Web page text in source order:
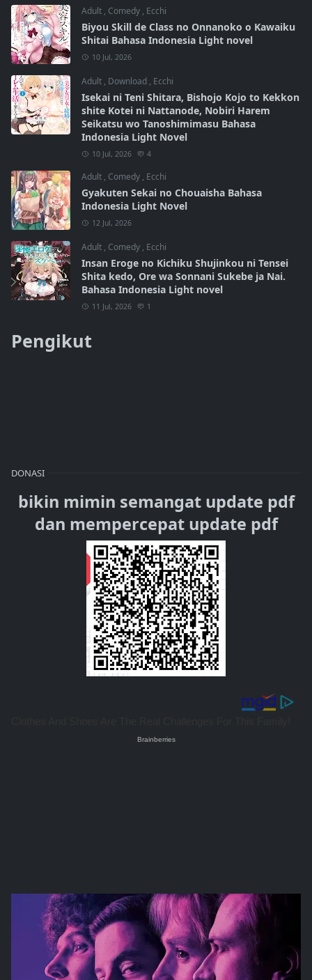
Adult , Comedy , Ecchi
Biyou Skill de Class no Onnanoko o Kawaiku
Shitai Bahasa Indonesia Light novel
10 Jul, 2026
Adult , Download , Ecchi
Isekai ni Teni Shitara, Bishojo Kojo to Kekkon
shite Kotei ni Nattanode, Nobiri Harem
Seikatsu wo Tanoshimimasu Bahasa
Indonesia Light Novel
10 Jul, 2026 4
Adult , Comedy , Ecchi
Gyakuten Sekai no Chouaisha Bahasa
Indonesia Light Novel
12 Jul, 2026
Adult , Comedy , Ecchi
Insan Eroge no Kichiku Shujinkou ni Tensei
Shita kedo, Ore wa Sonnani Sukebe ja Nai.
Bahasa Indonesia Light novel
11 Jul, 2026 1
Pengikut
DONASI
bikin mimin semangat update pdf
dan mempercepat update pdf